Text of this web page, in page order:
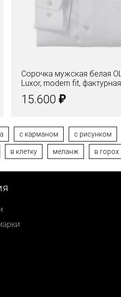
Сорочка мужская белая
Luxor, modern fit,
15.600 ₽
с карманом с рисунком
в клетку меланж в горох